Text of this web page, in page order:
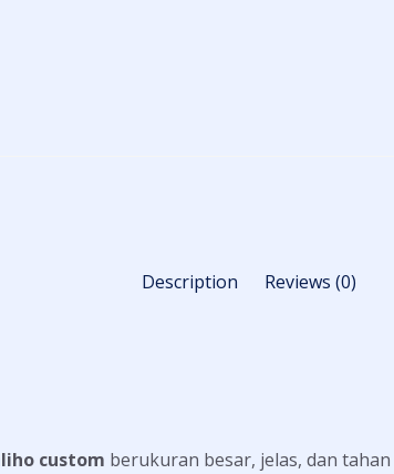
Description Reviews (0)
custom berukuran besar, jelas, dan